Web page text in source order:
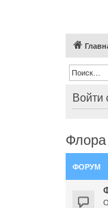
Войти
ФОРУМ